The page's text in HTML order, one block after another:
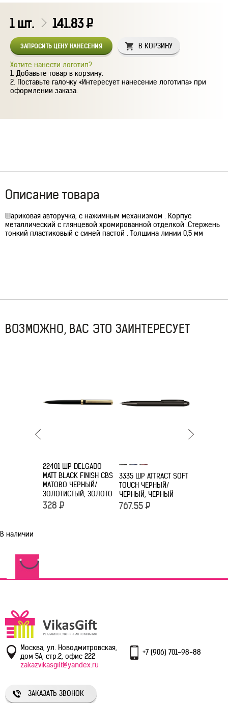
1шт. 141.83Р
ЗАПРОСИТЬ ЦЕНУ НАНЕСЕНИЯ В КОРЗИНУ
Хотите нанести логотип?
Добавьте товар в корзину.
Поставьте галочку «Интересует нанесение логотипа» при
оформлении заказа.
Описание товара
Шариковая авторучка, с нажимным механизмом . Корпус
металлический с глянцевой хромированной отделкой .Стержень
тонкий пластиковый с синей пастой . Толщина линии 0,5 мм
ВОЗМОЖНО, ВАС ЭТО ЗАИНТЕРЕСУЕТ
22401 ШР DELGADO
MATT BLACK FINISH CBS
МАТОВО ЧЕРНЫЙ/
ЗОЛОТИСТЫЙ, ЗОЛОТО
328 Р
3335 ШР ATTRACT SOFT
TOUCH ЧЕРНЫЙ/
ЧЕРНЫЙ, ЧЕРНЫЙ
767.55 Р
В наличии
Москва, ул. Новодмитровская,
дом 5А, стр.2, офис 222
+7 (906) 701-98-88
zakazvikasgift@yandex.ru
ЗАКАЗАТЬ ЗВОНОК